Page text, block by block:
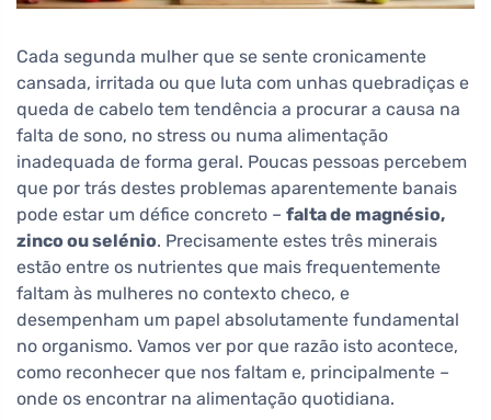
Cada segunda mulher que se sente cronicamente
cansada, irritada ou que luta com unhas quebradiças e
queda de cabelo tem tendência a procurar a causa na
falta de sono, no stress ou numa alimentação
inadequada de forma geral. Poucas pessoas percebem
que por trás destes problemas aparentemente banais
pode estar um défice concreto – falta de magnésio,
zinco ou selénio. Precisamente estes três minerais
estão entre os nutrientes que mais frequentemente
faltam às mulheres no contexto checo, e
desempenham um papel absolutamente fundamental
no organismo. Vamos ver por que razão isto acontece,
como reconhecer que nos faltam e, principalmente –
onde os encontrar na alimentação quotidiana.